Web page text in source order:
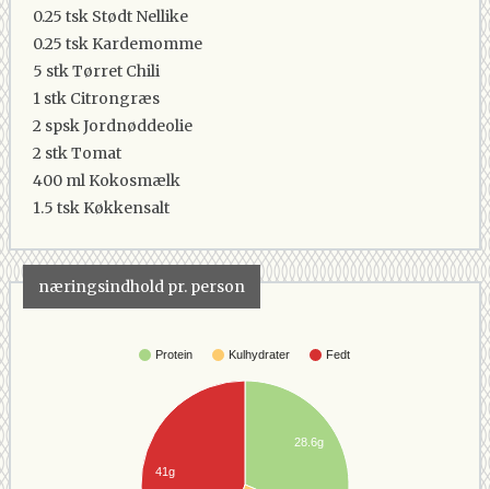
0.25 tsk Stødt Nellike
0.25 tsk Kardemomme
5 stkTørret Chili
1 stk Citrongræs
2 spskJordnøddeolie
2 stkTomat
400 ml Kokosmælk
1.5 tsk Køkkensalt
næringsindhold pr. person
Protein Kulhydrater Fedt
28.6g
41g